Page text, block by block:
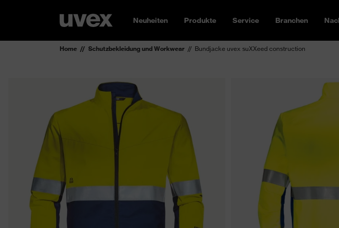
Neuheiten Produkte Service Branchen
Home Schutzbekleidung und Workwear Bundjacke uvex suXXeed construction